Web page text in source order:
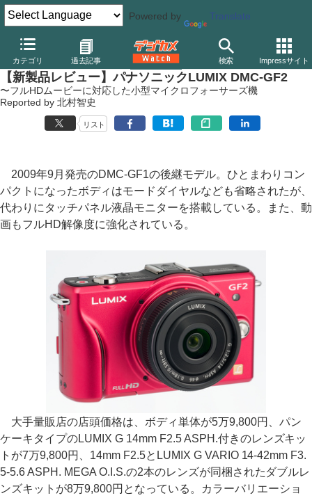
Powered by Translate
カテゴリ 過去記事 検索 Impressサイト
デジカメ Watch カメラ ミラーレスカメラ パナソニック
【新製品レビュー】パナソニックLUMIX DMC-GF2
〜フルHDムービーに対応した小型マイクロフォーサーズ機
Reported by 北村智史
リスト
2009年9月発売のDMC-GF1の後継モデル。ひとまわりコン
パクトになったボディはモードダイヤルなども省略されたが、
代わりにタッチパネル液晶モニターを搭載している。また、動
画もフルHD解像度に強化されている。
大手量販店の店頭価格は、ボディ単体が5万9,800円、パン
ケーキタイプのLUMIX G 14mm F2.5 ASPH.付きのレンズキッ
トが7万9,800円、14mm F2.5とLUMIX G VARIO 14-42mm F3.
5-5.6 ASPH. MEGA O.I.S.の2本のレンズが同梱されたダブルレ
ンズキットが8万9,800円となっている。カラーバリエーショ